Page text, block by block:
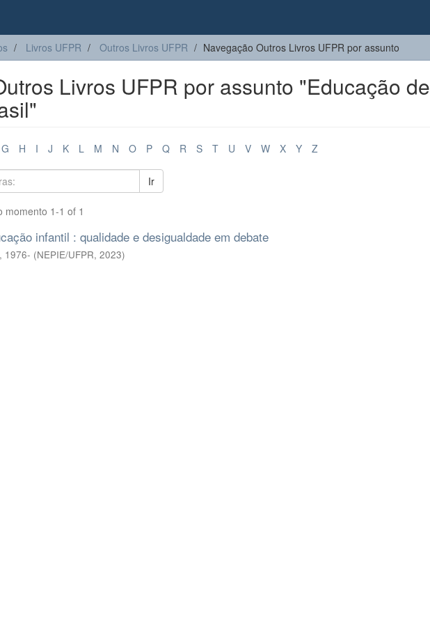
Livros UFPR Outros Livros UFPR Navegação Outros Livros UFPR por assunto
Livros UFPR por assunto "Educação de
G H I J K L M N O P Q R S T U V W X Y Z
Ir
momento 1-1 of 1
infantil : qualidade e desigualdade em debate
1976- (NEPIE/UFPR, 2023)